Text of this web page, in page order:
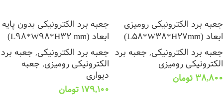
جعبه برد الکترونیکی رومیزی
ابعاد (L58*W38*H27mm)
جعبه برد الکترونیکی, جعبه برد
الکترونیکی رومیزی
38,800 تومان
جعبه برد الکترونیکی بدون پایه
ابعاد (L98*W98*H32 mm)
جعبه برد الکترونیکی, جعبه برد
الکترونیکی رومیزی, جعبه
دیواری
179,100 تومان